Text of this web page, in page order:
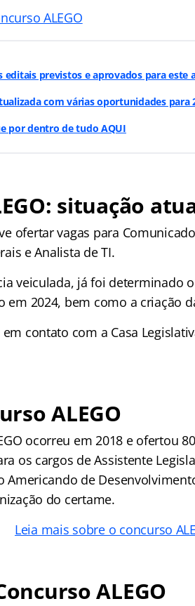
ALEGO
editais previstos e aprovados para este
com várias oportunidades para
por dentro de tudo AQUI
situação
ofertar vagas para
e Analista de TI.
veiculada, já foi determinado
em 2024, bem como a criação
contato com a Casa
ALEGO
ocorreu em 2018 e ofertou
os cargos de Assistente
de
do certame.
Leia mais sobre o concurso
ALEGO